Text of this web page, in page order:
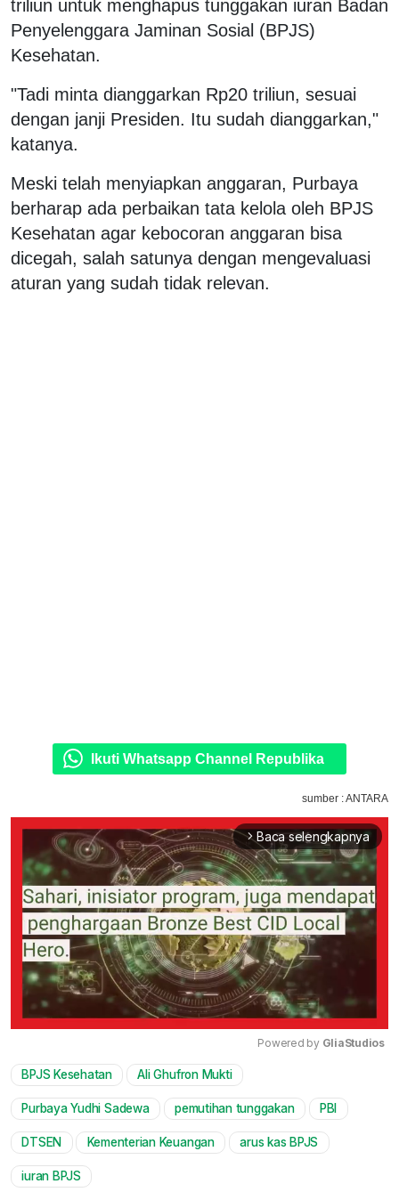
triliun untuk menghapus tunggakan iuran Badan
Penyelenggara Jaminan Sosial (BPJS)
Kesehatan.
"Tadi minta dianggarkan Rp20 triliun, sesuai
dengan janji Presiden. Itu sudah dianggarkan,"
katanya.
Meski telah menyiapkan anggaran, Purbaya
berharap ada perbaikan tata kelola oleh BPJS
Kesehatan agar kebocoran anggaran bisa
dicegah, salah satunya dengan mengevaluasi
aturan yang sudah tidak relevan.
Ikuti Whatsapp Channel Republika
sumber : ANTARA
arrow_forward_ios Baca selengkapnya
Powered by GliaStudios
BPJS Kesehatan Ali Ghufron Mukti
Purbaya Yudhi Sadewa pemutihan tunggakan PBI
DTSEN Kementerian Keuangan arus kas BPJS
iuran BPJS